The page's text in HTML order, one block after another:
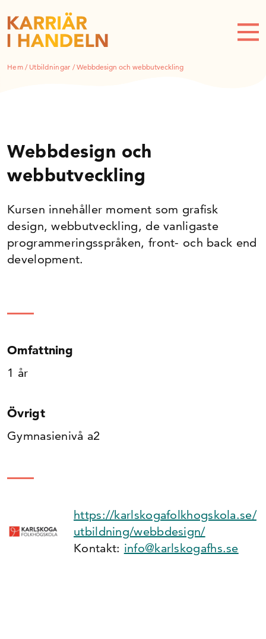
Hem/ Utbildningar /Webbdesign och webbutveckling
Webbdesign och
webbutveckling
Kursen innehåller moment som grafisk
design, webbutveckling, de vanligaste
programmeringsspråken, front- och back end
development.
Omfattning
1 år
Övrigt
Gymnasienivå a2
https://karlskogafolkhogskola.se/
utbildning/webbdesign/
Kontakt: info@karlskogafhs.se